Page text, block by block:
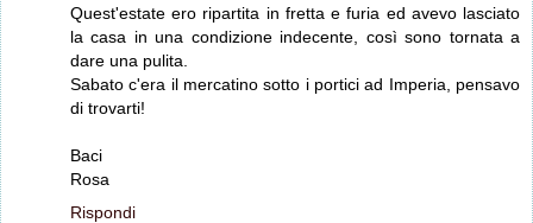
Quest'estate ero ripartita in fretta e furia ed avevo lasciato
la casa in una condizione indecente, così sono tornata a
dare una pulita.
Sabato c'era il mercatino sotto i portici ad Imperia, pensavo
di trovarti!
Baci
Rosa
Rispondi